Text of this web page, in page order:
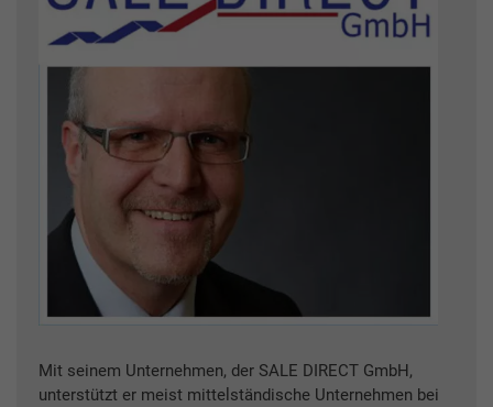
Mit seinem Unternehmen, der SALE DIRECT GmbH,
unterstützt er meist mittelständische Unternehmen bei